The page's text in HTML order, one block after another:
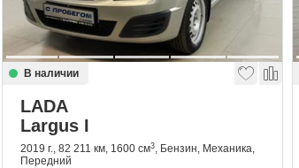
В наличии
LADA
Largus I
2019 г., 82 211 км, 1600 см3, Бензин, Механика,
Передний